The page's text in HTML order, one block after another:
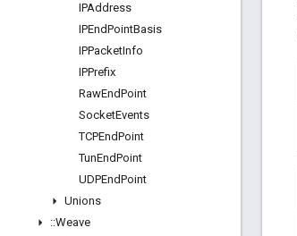
IPAddress
IPEndPointBasis
IPPacketInfo
IPPrefix
RawEndPoint
SocketEvents
TCPEndPoint
TunEndPoint
UDPEndPoint
Unions
::Weave